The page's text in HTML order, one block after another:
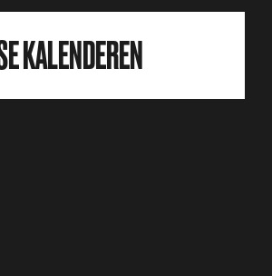
KALENDEREN